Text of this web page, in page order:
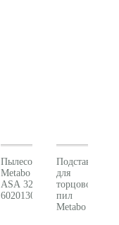
Пылесос
Metabo
ASA 32 L
602013000
Подставка
для
торцовочных
пил
Metabo